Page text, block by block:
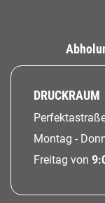
DRUCKRAUM
Montag -
Freitag von